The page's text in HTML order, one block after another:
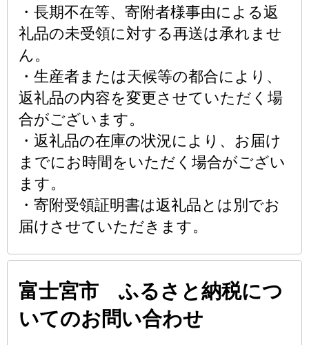
・長期不在等、寄附者様事由による返
礼品の未受領に対する再送は承れませ
ん。
・生産者または天候等の都合により、
返礼品の内容を変更させていただく場
合がございます。
・返礼品の在庫の状況により、お届け
までにお時間をいただく場合がござい
ます。
・寄附受領証明書は返礼品とは別でお
届けさせていただきます。
富士宮市 ふるさと納税につ
いてのお問い合わせ